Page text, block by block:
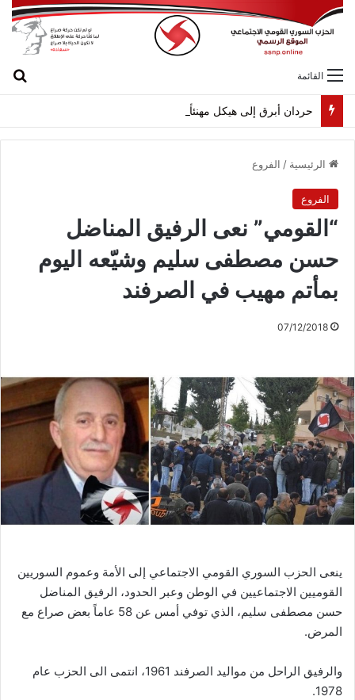
القائمة
حردان أبرق إلى هيكل مهنئاً بمناسبة عيد الجيش
الرئيسية / الفروع
الفروع
“القومي” نعى الرفيق المناضل
حسن مصطفى سليم وشيّعه اليوم
بمأتم مهيب في الصرفند
07/12/2018
ينعى الحزب السوري القومي الاجتماعي إلى الأمة وعموم السوريين
القوميين الاجتماعيين في الوطن وعبر الحدود، الرفيق المناضل
حسن مصطفى سليم، الذي توفي أمس عن 58 عاماً بعض صراع مع
المرض.
والرفيق الراحل من مواليد الصرفند 1961، انتمى الى الحزب عام
1978.